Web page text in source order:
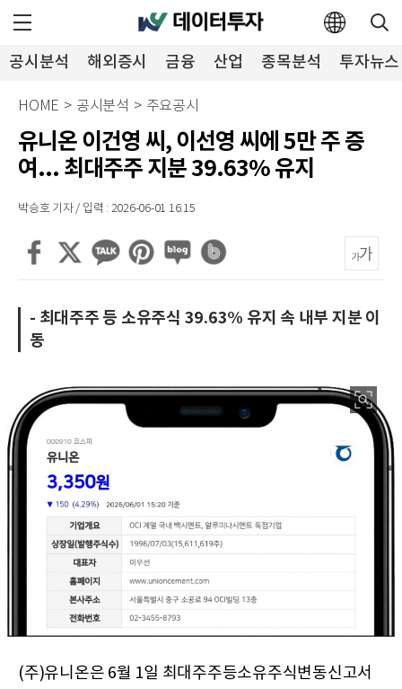
공시분석 해외증시 금융 산업 종목분석 투자뉴스
HOME > 공시분석 > 주요공시
유니온 이건영 씨, 이선영 씨에 5만 주 증
여... 최대주주 지분 39.63% 유지
박승호 기자 / 입력 : 2026-06-01 16:15
- 최대주주 등 소유주식 39.63% 유지 속 내부 지분 이
동
(주)유니온은 6월 1일 최대주주등소유주식변동신고서